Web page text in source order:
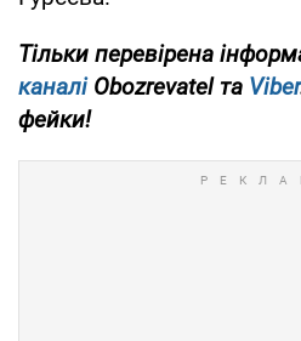
Тільки перевірена
каналіObozrevatel та Viber
фейки!